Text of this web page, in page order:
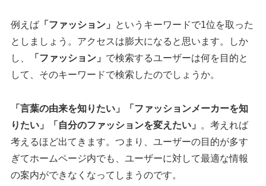
例えば 「ファッション」
というキーワードで1位を取った
としましょう。アクセスは膨大になると思います。しか
し、
「ファッション」 で検索するユーザーは何を目的と
して、そのキーワードで検索したのでしょうか。
「言葉の由来を知りたい」「ファッションメーカーを知
りたい」「自分のファッションを変えたい」
。考えれば
考えるほど出てきます。つまり、ユーザーの目的が多す
ぎてホームページ内でも、ユーザーに対して最適な情報
の案内ができなくなってしまうのです。